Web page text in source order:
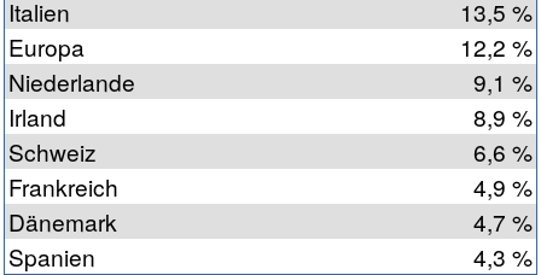
Italien
13,5 %
Europa
12,2 %
Niederlande
9,1 %
Irland
8,9 %
Schweiz
6,6 %
Frankreich
4,9 %
Dänemark
4,7 %
Spanien
4,3 %